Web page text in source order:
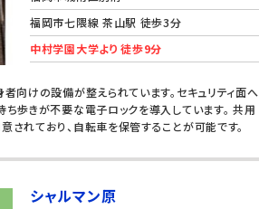
福岡市七隈線 茶山駅 徒歩3分
中村学園大学より 徒歩9分
向けの設備が整えられています。セキュリティ面へ
歩きが不要な電子ロックを導入しています。 共用
れており、自転車を保管することが可能です。
シャルマン原